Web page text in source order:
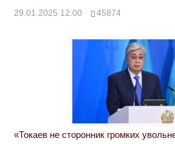
29.01.2025 12:00 45874
«Токаев не сторонник громких